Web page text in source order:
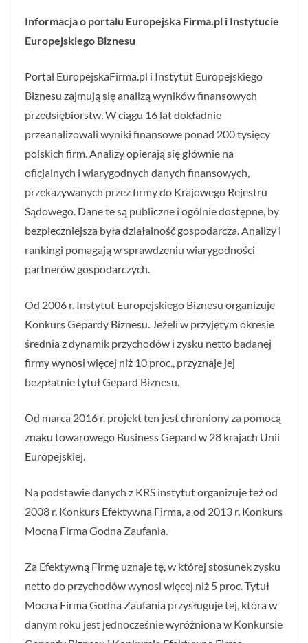
Informacja o portalu Europejska Firma.pl i Instytucie
Europejskiego Biznesu
Portal EuropejskaFirma.pl i Instytut Europejskiego
Biznesu zajmują się analizą wyników finansowych
przedsiębiorstw. W ciągu 16 lat dokładnie
przeanalizowali wyniki finansowe ponad 200 tysięcy
polskich firm. Analizy opierają się głównie na
oficjalnych i wiarygodnych danych finansowych,
przekazywanych przez firmy do Krajowego Rejestru
Sądowego. Dane te są publiczne i ogólnie dostępne, by
bezpieczniejsza była działalność gospodarcza. Analizy i
rankingi pomagają w sprawdzeniu wiarygodności
partnerów gospodarczych.
Od 2006 r. Instytut Europejskiego Biznesu organizuje
Konkurs Gepardy Biznesu. Jeżeli w przyjętym okresie
średnia z dynamik przychodów i zysku netto badanej
firmy wynosi więcej niż 10 proc., przyznaje jej
bezpłatnie tytuł Gepard Biznesu.
Od marca 2016 r. projekt ten jest chroniony za pomocą
znaku towarowego Business Gepard w 28 krajach Unii
Europejskiej.
Na podstawie danych z KRS instytut organizuje też od
2008 r. Konkurs Efektywna Firma, a od 2013 r. Konkurs
Mocna Firma Godna Zaufania.
Za Efektywną Firmę uznaje tę, w której stosunek zysku
netto do przychodów wynosi więcej niż 5 proc. Tytuł
Mocna Firma Godna Zaufania przysługuje tej, która w
danym roku jest jednocześnie wyróżniona w Konkursie